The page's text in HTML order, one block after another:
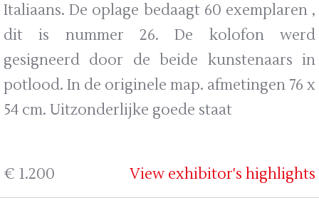
Italiaans. De oplage bedaagt 60 exemplaren ,
dit is nummer 26. De kolofon werd
gesigneerd door de beide kunstenaars in
potlood. In de originele map. afmetingen 76 x
54 cm. Uitzonderlijke goede staat
€ 1.200 View exhibitor's highlights